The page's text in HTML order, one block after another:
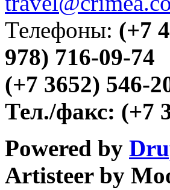
Телефоны: (+7
978) 716-09-74
(+7 3652) 546-
Тел./факс: (+7
Powered by
Artisteer by